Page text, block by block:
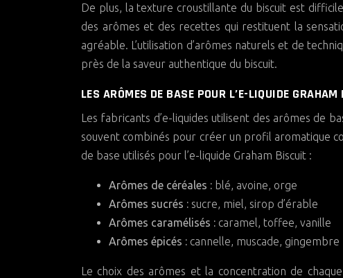
De plus, la texture croustillante du biscuit est
des arômes et des recettes qui restituent la
agréable. L’utilisation d’arômes naturels et de
près de la saveur authentique du biscuit.
LES ARÔMES DE BASE POUR L’E-LIQUIDE
Les fabricants d’e-liquides utilisent des arômes de
souvent combinés pour créer un profil aromatique
de base utilisés pour l’e-liquide Graham Biscuit :
Arômes de céréales : blé, avoine, orge
Arômes sucrés : sucre, miel, sirop d’érable
Arômes caramélisés : caramel, toffee, vanille
Arômes épicés : cannelle, muscade, gingembre
Le choix des arômes et la concentration de